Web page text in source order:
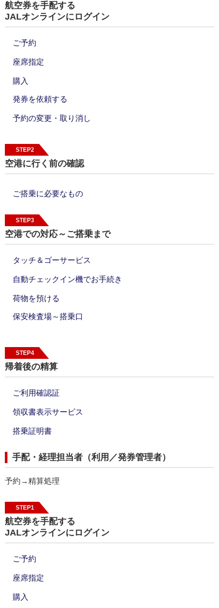
航空券を手配する
JALオンラインにログイン
ご予約
座席指定
購入
発券を依頼する
予約の変更・取り消し
STEP2
空港に行く前の確認
ご搭乗に必要なもの
STEP3
空港での対応～ご搭乗まで
タッチ＆ゴーサービス
自動チェックイン機でお手続き
荷物を預ける
保安検査場～搭乗口
STEP4
帰着後の精算
ご利用確認証
領収書表示サービス
搭乗証明書
手配・経理担当者（利用／発券管理者）
予約→精算処理
STEP1
航空券を手配する
JALオンラインにログイン
ご予約
座席指定
購入